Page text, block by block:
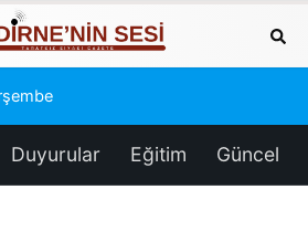
Duyurular Eğitim Güncel